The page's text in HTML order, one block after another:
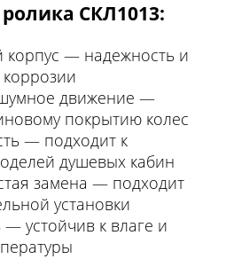
СКЛ1013:
корпус — надежность и
коррозии
движение —
покрытию колес
— подходит к
душевых кабин
замена — подходит
установки
устойчив к влаге и